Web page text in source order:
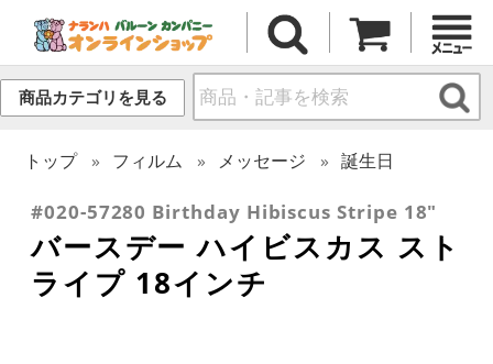
商品カテゴリを見る
トップ フィルム メッセージ 誕生日
#020-57280 Birthday Hibiscus Stripe 18"
バースデー ハイビスカス スト
ライプ 18インチ